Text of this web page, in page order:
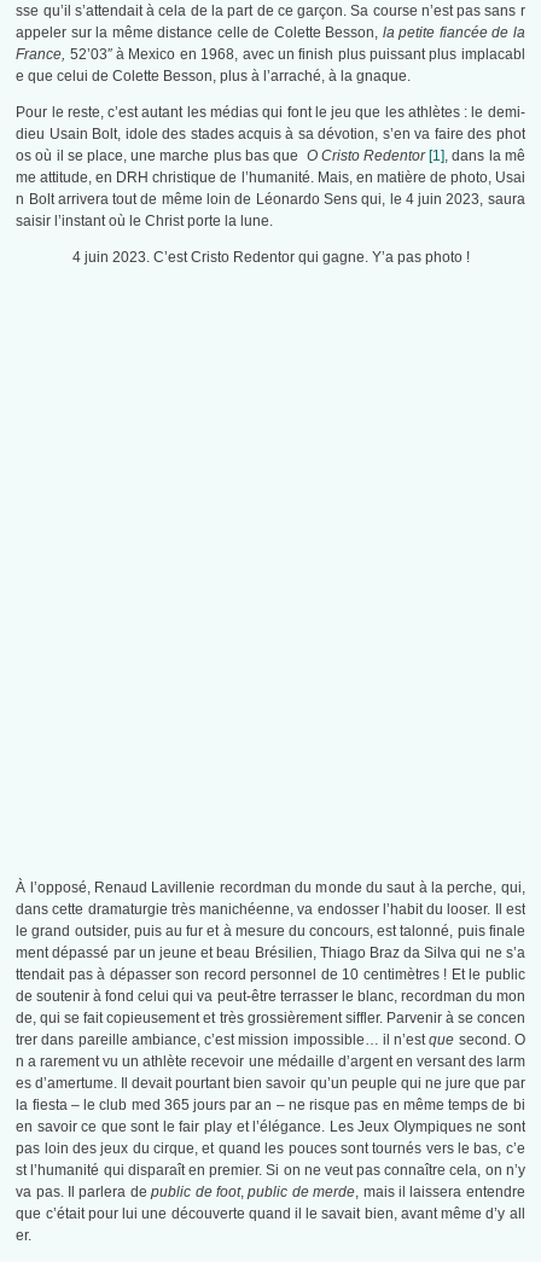
sse qu’il s’attendait à cela de la part de ce garçon. Sa course n’est pas sans r
appeler sur la même distance celle de Colette Besson, la petite fiancée de la
France, 52’03″ à Mexico en 1968, avec un finish plus puissant plus implacabl
e que celui de Colette Besson, plus à l’arraché, à la gnaque.
Pour le reste, c’est autant les médias qui font le jeu que les athlètes : le demi-
dieu Usain Bolt, idole des stades acquis à sa dévotion, s’en va faire des phot
os où il se place, une marche plus bas que O Cristo Redentor [1], dans la mê
me attitude, en DRH christique de l’humanité. Mais, en matière de photo, Usai
n Bolt arrivera tout de même loin de Léonardo Sens qui, le 4 juin 2023, saura
saisir l’instant où le Christ porte la lune.
4 juin 2023. C’est Cristo Redentor qui gagne. Y’a pas photo !
À l’opposé, Renaud Lavillenie recordman du monde du saut à la perche, qui,
dans cette dramaturgie très manichéenne, va endosser l’habit du looser. Il est
le grand outsider, puis au fur et à mesure du concours, est talonné, puis finale
ment dépassé par un jeune et beau Brésilien, Thiago Braz da Silva qui ne s’a
ttendait pas à dépasser son record personnel de 10 centimètres ! Et le public
de soutenir à fond celui qui va peut-être terrasser le blanc, recordman du mon
de, qui se fait copieusement et très grossièrement siffler. Parvenir à se concen
trer dans pareille ambiance, c’est mission impossible… il n’estque second. O
n a rarement vu un athlète recevoir une médaille d’argent en versant des larm
es d’amertume. Il devait pourtant bien savoir qu’un peuple qui ne jure que par
la fiesta – le club med 365 jours par an – ne risque pas en même temps de bi
en savoir ce que sont le fair play et l’élégance. Les Jeux Olympiques ne sont
pas loin des jeux du cirque, et quand les pouces sont tournés vers le bas, c’e
st l’humanité qui disparaît en premier. Si on ne veut pas connaître cela, on n’y
va pas. Il parlera depublic de foot,public de merde, mais il laissera entendre
que c’était pour lui une découverte quand il le savait bien, avant même d’y all
er.